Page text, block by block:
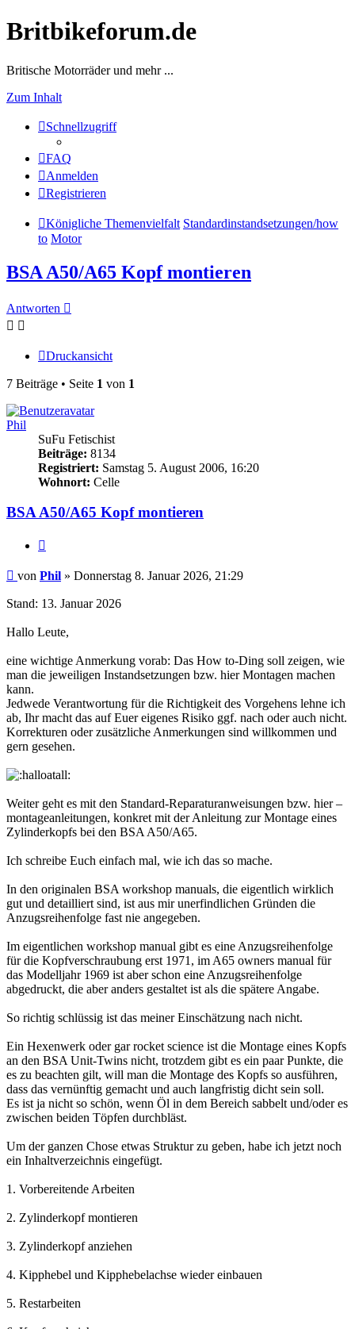
Britbikeforum.de
Britische Motorräder und mehr ...
Zum Inhalt
Schnellzugriff
FAQ
Anmelden
Registrieren
Königliche Themenvielfalt Standardinstandsetzungen/how
to Motor
BSA A50/A65 Kopf montieren
Antworten
Druckansicht
7 Beiträge • Seite 1 von 1
Phil
SuFu Fetischist
Beiträge: 8134
Registriert: Samstag 5. August 2006, 16:20
Wohnort: Celle
BSA A50/A65 Kopf montieren
Beitrag
von Phil » Donnerstag 8. Januar 2026, 21:29
Stand: 13. Januar 2026
Hallo Leute,
eine wichtige Anmerkung vorab: Das How to-Ding soll zeigen, wie
man die jeweiligen Instandsetzungen bzw. hier Montagen machen
kann.
Jedwede Verantwortung für die Richtigkeit des Vorgehens lehne ich
ab, Ihr macht das auf Euer eigenes Risiko ggf. nach oder auch nicht.
Korrekturen oder zusätzliche Anmerkungen sind willkommen und
gern gesehen.
Weiter geht es mit den Standard-Reparaturanweisungen bzw. hier –
montageanleitungen, konkret mit der Anleitung zur Montage eines
Zylinderkopfs bei den BSA A50/A65.
Ich schreibe Euch einfach mal, wie ich das so mache.
In den originalen BSA workshop manuals, die eigentlich wirklich
gut und detailliert sind, ist aus mir unerfindlichen Gründen die
Anzugsreihenfolge fast nie angegeben.
Im eigentlichen workshop manual gibt es eine Anzugsreihenfolge
für die Kopfverschraubung erst 1971, im A65 owners manual für
das Modelljahr 1969 ist aber schon eine Anzugsreihenfolge
abgedruckt, die aber anders gestaltet ist als die spätere Angabe.
So richtig schlüssig ist das meiner Einschätzung nach nicht.
Ein Hexenwerk oder gar rocket science ist die Montage eines Kopfs
an den BSA Unit-Twins nicht, trotzdem gibt es ein paar Punkte, die
es zu beachten gilt, will man die Montage des Kopfs so ausführen,
dass das vernünftig gemacht und auch langfristig dicht sein soll.
Es ist ja nicht so schön, wenn Öl in dem Bereich sabbelt und/oder es
zwischen beiden Töpfen durchbläst.
Um der ganzen Chose etwas Struktur zu geben, habe ich jetzt noch
ein Inhaltverzeichnis eingefügt.
1. Vorbereitende Arbeiten
2. Zylinderkopf montieren
3. Zylinderkopf anziehen
4. Kipphebel und Kipphebelachse wieder einbauen
5. Restarbeiten